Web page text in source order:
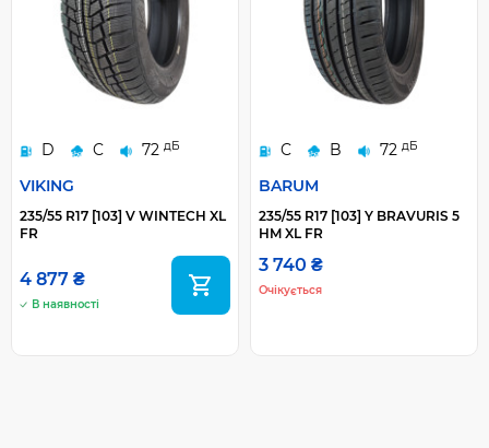
D C 72 дБ
VIKING
235/55 R17 [103] V WINTECH XL
FR
4 877 ₴
В наявності
C B 72 дБ
BARUM
235/55 R17 [103] Y BRAVURIS 5
HM XL FR
3 740 ₴
Очікується